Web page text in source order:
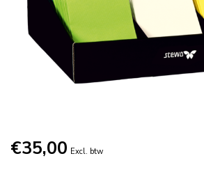
€35,00 Excl. btw